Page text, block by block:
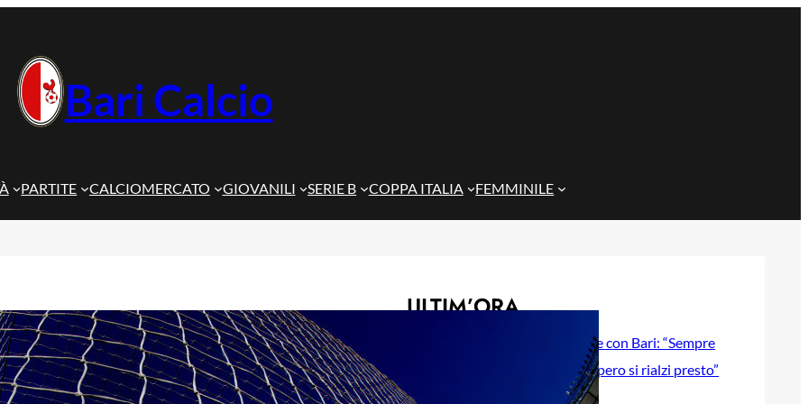
Bari Calcio
PARTITE CALCIOMERCATO GIOVANILI SERIE B COPPA ITALIA FEMMINILE
ULTIM’ORA
Gazzi e il legame con Bari: “Sempre
nel mio cuore, spero si rialzi presto”